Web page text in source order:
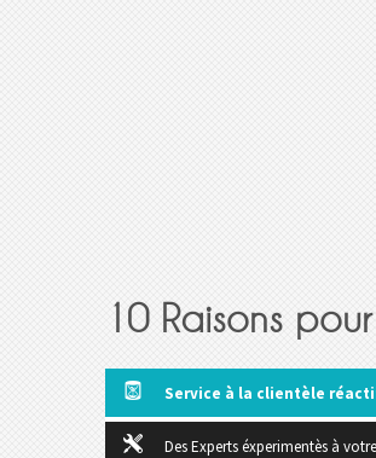
10 Raisons
Service à la clientèle
Des Experts éxperimentès à